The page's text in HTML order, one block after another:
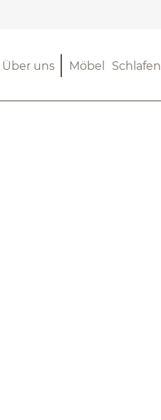
Möbel Schlafen
Über uns